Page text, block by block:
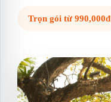
Trọn gói từ 990,000đ